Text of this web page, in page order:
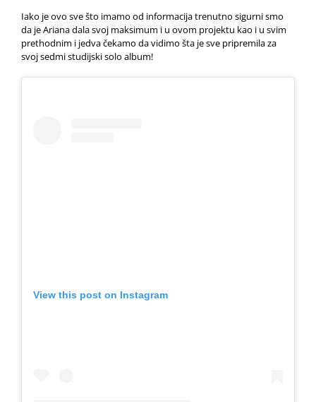
Iako je ovo sve što imamo od informacija trenutno sigurni smo
da je Ariana dala svoj maksimum i u ovom projektu kao i u svim
prethodnim i jedva čekamo da vidimo šta je sve pripremila za
svoj sedmi studijski solo album!
View this post on Instagram